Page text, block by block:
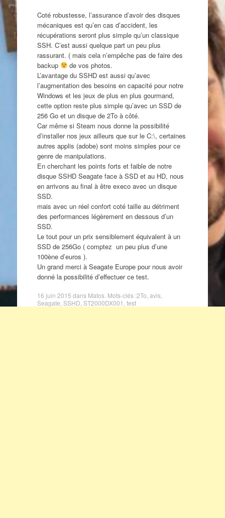
Coté robustesse, l’assurance d’avoir des disques
mécaniques est qu’en cas d’accident, les
récupérations seront plus simple qu’un classique
SSH. C’est aussi quelque part un peu plus
rassurant. ( mais cela n’empêche pas de faire des
backup
de vos photos.
L’avantage du SSHD est aussi qu’avec
l’augmentation des besoins en capacité pour notre
Windows et les jeux de plus en plus gourmand,
cette option reste plus simple qu’avec un SSD de
256 Go et un disque de 2To à côté.
Car même si Steam nous donne la possibilité
d’installer nos jeux ailleurs que sur le C:\, certaines
autres applis (adobe) sont moins simples pour ce
genre de manipulations.
En cherchant les points forts et faible de notre
disque SSHD Seagate face à SSD et au HD, nous
en arrivons au final à être execo avec un disque
SSD.
mais avec un réel confort coté taille au détriment
des performances légèrement en dessous d’un
SSD.
Le tout pour un prix sensiblement équivalent à un
SSD de 256Go ( comptez un peu plus d’une
100ène d’euros ).
Un grand merci à Seagate Europe pour nous avoir
donné la possibilité d’effectuer ce test.
16 juin 2015 dans Matos. Mots-clés :2To avis,
Seagate SSHD ST2000DX001 test